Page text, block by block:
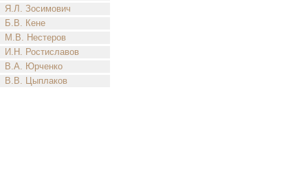
Я.Л. Зосимович
Б.В. Кене
М.В. Нестеров
И.Н. Ростиславов
В.А. Юрченко
В.В. Цыплаков